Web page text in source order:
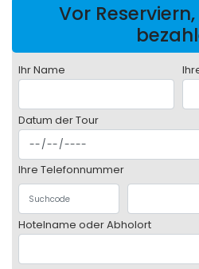
Vor
Ihr Name
Datum der Tour
Ihre Telefonnummer
Hotelname oder Abholort